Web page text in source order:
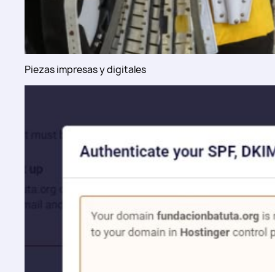
Piezas impresas y digitales